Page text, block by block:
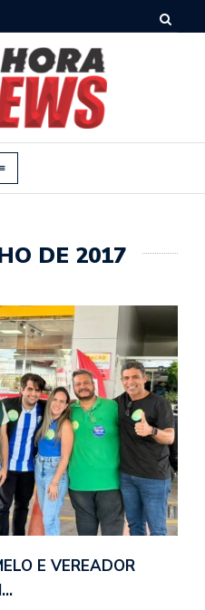
DE 2017
E VEREADOR